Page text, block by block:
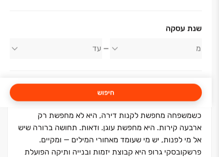
שנת עסקה
חיפוש
אודות החברה
פרשקובסקי גרופ
כשמשפחה מחפשת לקנות דירה, היא לא מחפשת רק
ארבעה קירות. היא מחפשת עוגן. ודאות. תחושה ברורה שיש
אל מי לפנות, יש מי שעומד מאחורי המילים — ומקיים.
פרשקובסקי גרופ היא קבוצת יזמות ובנייה ותיקה הפועלת